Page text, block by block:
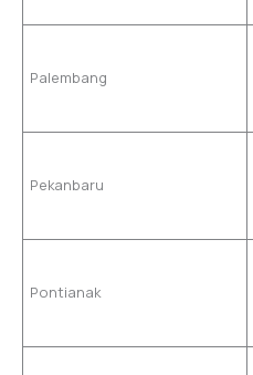
Palembang
Pekanbaru
Pontianak